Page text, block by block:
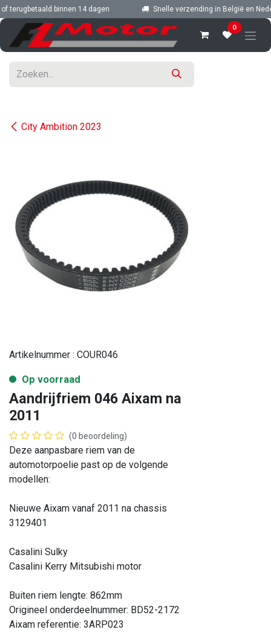
Overslaan naar inhoud
binnen 14 dagen Snelle verzending in België en
0
City Ambition 2023
Artikelnummer : COUR046
Op voorraad
Aandrijfriem 046 Aixam na
2011
(0 beoordeling)
Deze aanpasbare riem van de
automotorpoelie past op de volgende
modellen:
Nieuwe Aixam vanaf 2011 na chassis
3129401
Casalini Sulky
Casalini Kerry Mitsubishi motor
Buiten riem lengte: 862mm
Origineel onderdeelnummer: BD52-2172
Aixam referentie: 3ARP023